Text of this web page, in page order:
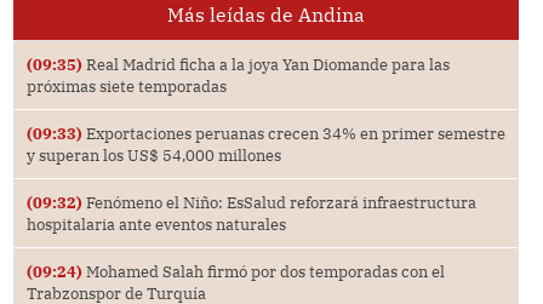
Más leídas de Andina
(09:35) Real Madrid ficha a la joya Yan Diomande para las
próximas siete temporadas
(09:33) Exportaciones peruanas crecen 34% en primer semestre
y superan los US$ 54,000 millones
(09:32) Fenómeno el Niño: EsSalud reforzará infraestructura
hospitalaria ante eventos naturales
(09:24) Mohamed Salah firmó por dos temporadas con el
Trabzonspor de Turquía